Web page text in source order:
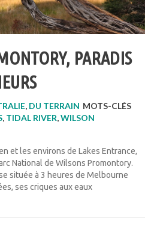
PARADIS
, DU TERRAIN MOTS-CLÉS
, TIDAL RIVER,WILSON
et les environs de Lakes Entrance,
National de Wilsons Promontory.
située à 3 heures de Melbourne
ses criques aux eaux